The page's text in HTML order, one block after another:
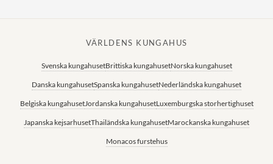
VÄRLDENS KUNGAHUS
Svenska kungahusetBrittiska kungahusetNorska kungahuset
Danska kungahusetSpanska kungahusetNederländska kungahuset
Belgiska kungahusetJordanska kungahusetLuxemburgska storhertighuset
Japanska kejsarhusetThailändska kungahusetMarockanska kungahuset
Monacos furstehus